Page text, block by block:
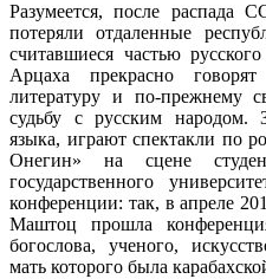
Разумеется, после распада
потеряли отдаленные
считавшиеся частью
Арцаха прекрасно
литературу и по-прежнему
судьбу с русским народом.
языка, играют спектакли по
Онегин» на сцене
государственного
конференции: так, в апреле
Маштоц прошла
богослова, ученого,
мать которого была